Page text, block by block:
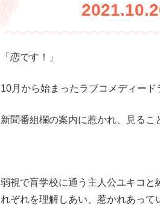
「恋です！」
10月から始まったラブコメディード
新聞番組欄の案内に惹かれ、見るこ
弱視で盲学校に通う主人公ユキコ
れぞれを理解しあい、惹かれあって